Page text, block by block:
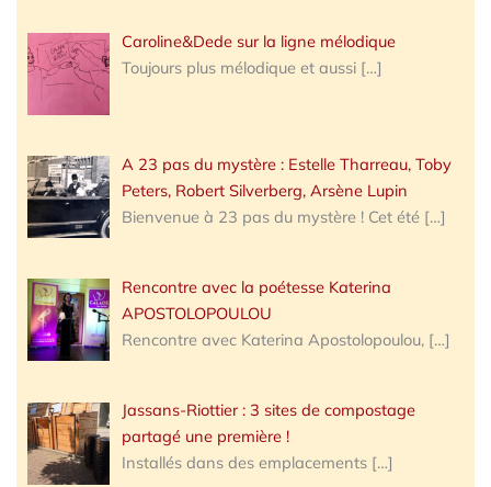
Caroline&Dede sur la ligne mélodique
Toujours plus mélodique et aussi […]
A 23 pas du mystère : Estelle Tharreau, Toby
Peters, Robert Silverberg, Arsène Lupin
Bienvenue à 23 pas du mystère ! Cet été […]
Rencontre avec la poétesse Katerina
APOSTOLOPOULOU
Rencontre avec Katerina Apostolopoulou, […]
Jassans-Riottier : 3 sites de compostage
partagé une première !
Installés dans des emplacements […]